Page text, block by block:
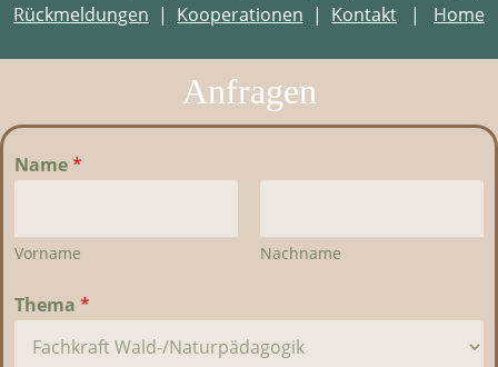
Rückmeldungen | Kooperationen | Kontakt | Home
Anfragen
Name*
Vorname Nachname
Thema *